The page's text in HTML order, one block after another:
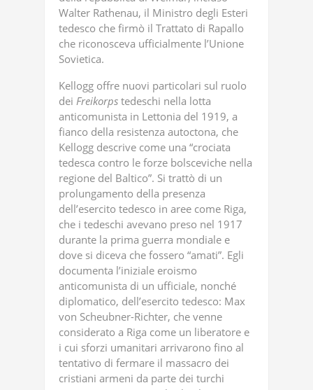
Walter Rathenau, il Ministro degli Esteri
tedesco che firmò il Trattato di Rapallo
che riconosceva ufficialmente l’Unione
Sovietica.
Kellogg offre nuovi particolari sul ruolo
dei Freikorps tedeschi nella lotta
anticomunista in Lettonia del 1919, a
fianco della resistenza autoctona, che
Kellogg descrive come una “crociata
tedesca contro le forze bolsceviche nella
regione del Baltico”. Si trattò di un
prolungamento della presenza
dell’esercito tedesco in aree come Riga,
che i tedeschi avevano preso nel 1917
durante la prima guerra mondiale e
dove si diceva che fossero “amati”. Egli
documenta l’iniziale eroismo
anticomunista di un ufficiale, nonché
diplomatico, dell’esercito tedesco: Max
von Scheubner-Richter, che venne
considerato a Riga come un liberatore e
i cui sforzi umanitari arrivarono fino al
tentativo di fermare il massacro dei
cristiani armeni da parte dei turchi